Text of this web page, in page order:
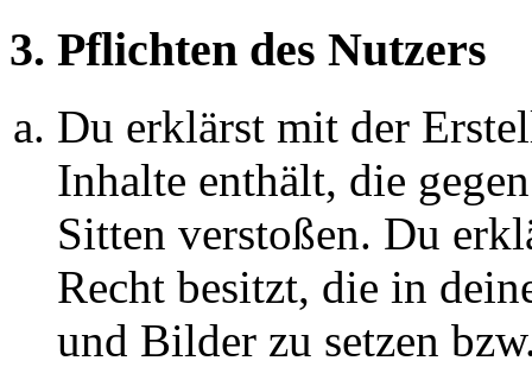
3. Pflichten des Nutzers
Du erklärst mit der
Inhalte enthält, die
Sitten verstoßen. Du
Recht besitzt, die in
und Bilder zu setzen